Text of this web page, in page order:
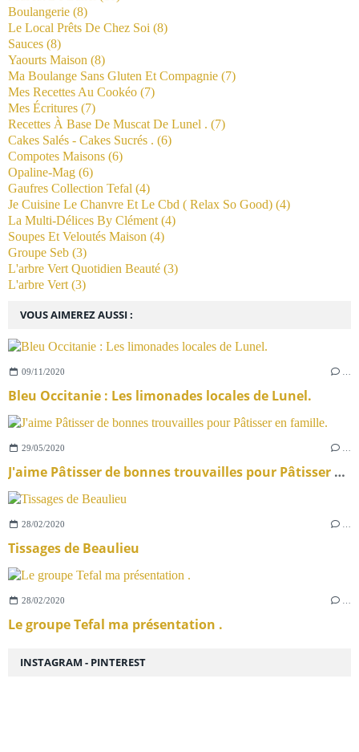
VOUS AIMEREZ AUSSI :
09/11/2020
Bleu Occitanie : Les limonades locales de Lunel.
29/05/2020
J'aime Pâtisser de bonnes trouvailles pour Pâtisser en famille.
28/02/2020
Tissages de Beaulieu
28/02/2020
Le groupe Tefal ma présentation .
Boulangerie (8)
Le Local Prêts De Chez Soi (8)
Sauces (8)
Yaourts Maison (8)
Ma Boulange Sans Gluten Et Compagnie (7)
Mes Recettes Au Cookéo (7)
Mes Écritures (7)
Recettes À Base De Muscat De Lunel . (7)
Cakes Salés - Cakes Sucrés . (6)
Compotes Maisons (6)
Opaline-Mag (6)
Gaufres Collection Tefal (4)
Je Cuisine Le Chanvre Et Le Cbd ( Relax So Good) (4)
La Multi-Délices By Clément (4)
Soupes Et Veloutés Maison (4)
Groupe Seb (3)
L'arbre Vert Quotidien Beauté (3)
L'arbre Vert (3)
INSTAGRAM - PINTEREST